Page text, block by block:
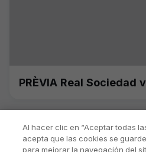
PRÈVIA Real Sociedad
Al hacer clic en “Aceptar todas
acepta que las cookies se
para mejorar la navegación del